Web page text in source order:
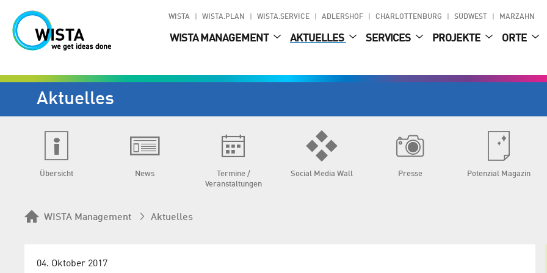
WISTA WISTA.PLAN WISTA.SERVICE ADLERSHOF CHARLOTTENBURG SÜDWEST MARZAHN
WISTA MANAGEMENT AKTUELLES SERVICES PROJEKTE ORTE
Aktuelles
Übersicht News
Termine /
Veranstaltungen
Social Media Wall Presse Potenzial Magazin
WISTA Management Aktuelles
04. Oktober 2017